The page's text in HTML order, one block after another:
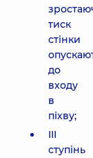
тиск
стінки
до
входу
в
піхву;
III
ступінь